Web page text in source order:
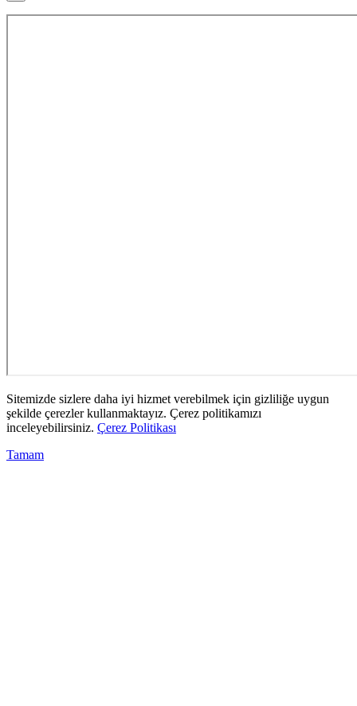
Sitemizde sizlere daha iyi hizmet verebilmek için gizliliğe uygun
şekilde çerezler kullanmaktayız. Çerez politikamızı
inceleyebilirsiniz. Çerez Politikası
Tamam